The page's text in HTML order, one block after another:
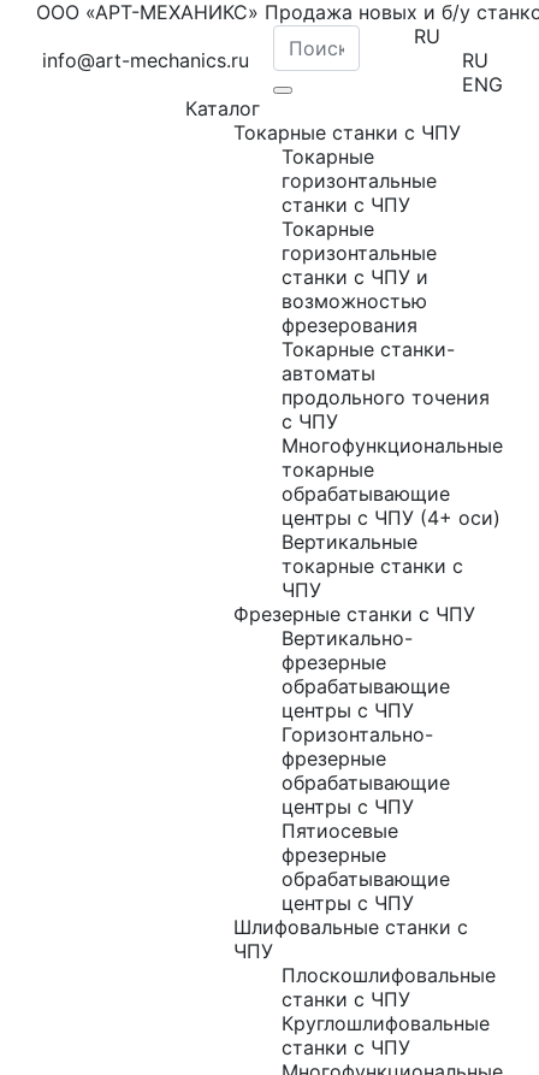
ООО «АРТ-МЕХАНИКС» Продажа новых и б/у
info@art-mechanics.ru
RU
RU
ENG
Каталог
Токарные станки с ЧПУ
Токарные
горизонтальные
станки с ЧПУ
Токарные
горизонтальные
станки с ЧПУ и
возможностью
фрезерования
Токарные станки-
автоматы
продольного точения
с ЧПУ
Многофункциональные
токарные
обрабатывающие
центры с ЧПУ (4+ оси)
Вертикальные
токарные станки с
ЧПУ
Фрезерные станки с ЧПУ
Вертикально-
фрезерные
обрабатывающие
центры с ЧПУ
Горизонтально-
фрезерные
обрабатывающие
центры с ЧПУ
Пятиосевые
фрезерные
обрабатывающие
центры с ЧПУ
Шлифовальные станки с
ЧПУ
Плоскошлифовальные
станки с ЧПУ
Круглошлифовальные
станки с ЧПУ